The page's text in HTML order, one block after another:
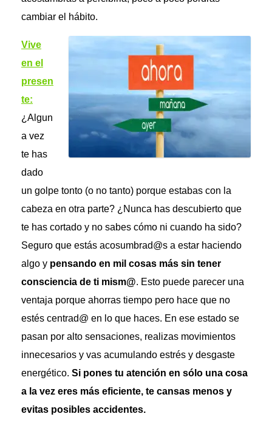
cambiar el hábito.
Vive
en el
presen
te:
¿Algun
a vez
te has
dado
un golpe tonto (o no tanto) porque estabas con la
cabeza en otra parte? ¿Nunca has descubierto que
te has cortado y no sabes cómo ni cuando ha sido?
Seguro que estás acosumbrad@s a estar haciendo
algo y pensando en mil cosas más sin tener
consciencia de ti mism@. Esto puede parecer una
ventaja porque ahorras tiempo pero hace que no
estés centrad@ en lo que haces. En ese estado se
pasan por alto sensaciones, realizas movimientos
innecesarios y vas acumulando estrés y desgaste
energético. Si pones tu atención en sólo una cosa
a la vez eres más eficiente, te cansas menos y
evitas posibles accidentes.